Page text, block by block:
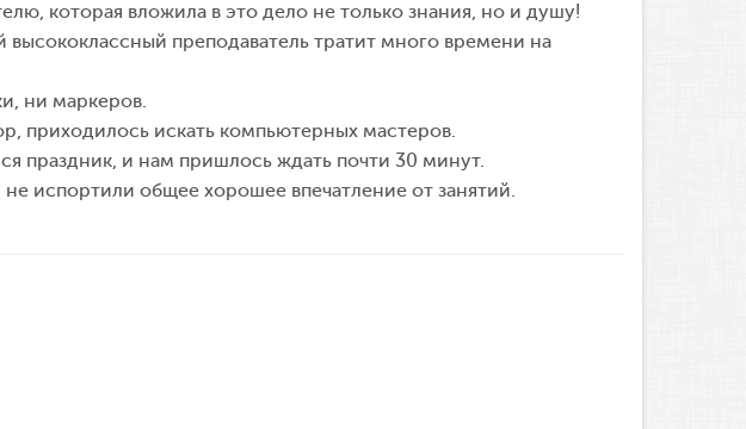
которая вложила в это дело не только знания, но и душу!
преподаватель тратит много времени на
ни маркеров.
приходилось искать компьютерных мастеров.
праздник, и нам пришлось ждать почти 30 минут.
испортили общее хорошее впечатление от занятий.